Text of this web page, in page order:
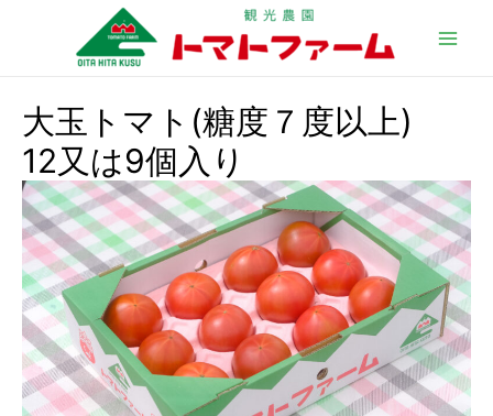
大玉トマト(糖度７度以上)
12又は9個入り